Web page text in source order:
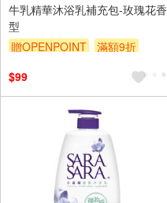
牛乳精華沐浴乳補充包-玫瑰花香
型
贈OPENPOINT
滿額9折
$99